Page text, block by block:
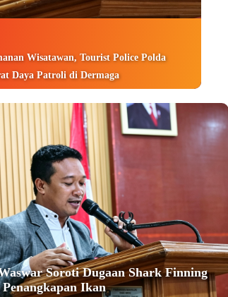
Wisatawan, Tourist Police Polda
Daya Patroli di Dermaga
Soroti Dugaan Shark Finning
Ikan